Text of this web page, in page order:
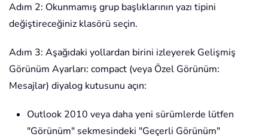
Adım 2: Okunmamış grup başlıklarının yazı tipini
değiştireceğiniz klasörü seçin.
Adım 3: Aşağıdaki yollardan birini izleyerek Gelişmiş
Görünüm Ayarları: compact (veya Özel Görünüm:
Mesajlar) diyalog kutusunu açın:
Outlook 2010 veya daha yeni sürümlerde lütfen
"Görünüm" sekmesindeki "Geçerli Görünüm"